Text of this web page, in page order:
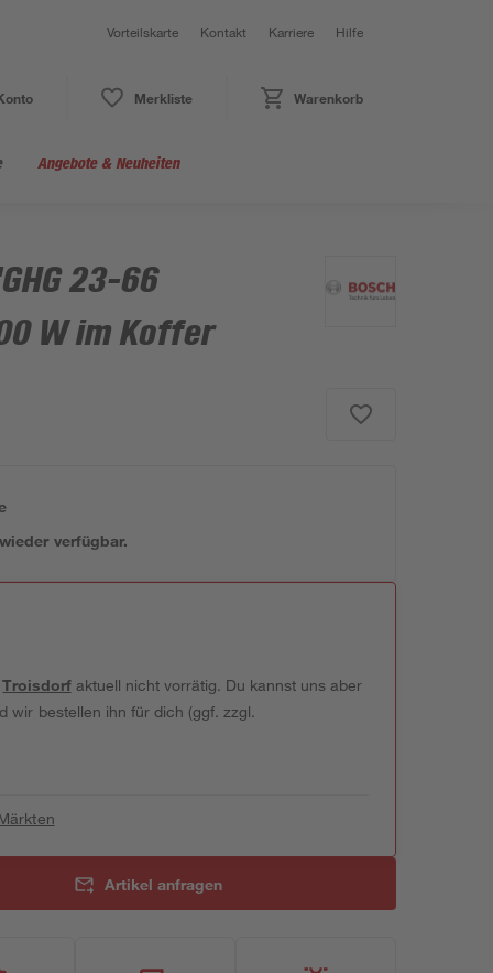
Vorteilskarte Kontakt Karriere Hilfe
Merkliste Warenkorb
Angebote & Neuheiten
23-66
W im Koffer
verfügbar.
Troisdorfaktuell nicht vorrätig. Du kannst uns aber
wir bestellen ihn für dich (ggf. zzgl.
Artikel anfragen